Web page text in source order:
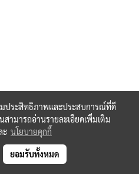
มประสิทธิภาพและประสบการณ์ที่ดี
สามารถอ่านรายละเอียดเพิ่มเติม
ะ นโยบายคุกกี้
ยอมรับทั้งหมด